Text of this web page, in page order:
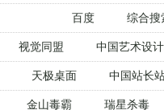
百度 综合搜
视觉同盟 中国艺术设
天极桌面 中国站长
金山毒霸 瑞星杀毒